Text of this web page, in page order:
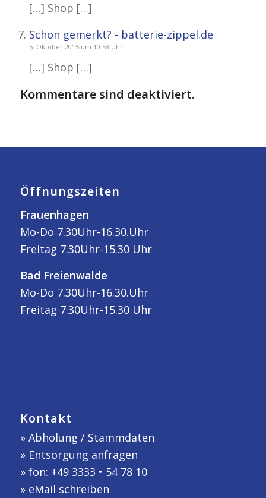
[…] Shop […]
Schon gemerkt? - batterie-zippel.de
5. Oktober 2015 um 10:53 Uhr
[…] Shop […]
Kommentare sind deaktiviert.
Öffnungszeiten
Frauenhagen
Mo-Do 7.30Uhr-16.30.Uhr
Freitag 7.30Uhr-15.30 Uhr
Bad Freienwalde
Mo-Do 7.30Uhr-16.30.Uhr
Freitag 7.30Uhr-15.30 Uhr
Kontakt
» Abholung / Stammdaten
» Entsorgung anfragen
» fon: +49 3333 • 54 78 10
» eMail schreiben